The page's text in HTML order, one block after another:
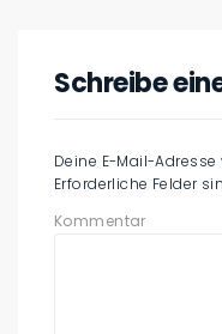
Schreibe
Deine E-Mail-
Erforderliche Felder
Kommentar